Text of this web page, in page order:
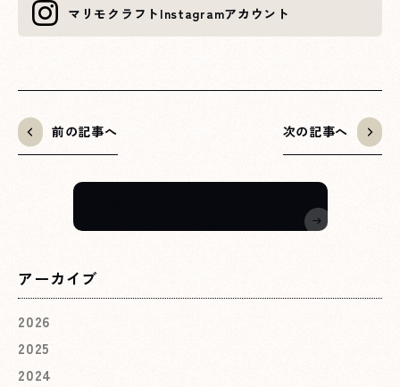
マリモクラフト Instagramアカウント
前の記事へ 次の記事へ
アーカイブ
2026
2025
2024